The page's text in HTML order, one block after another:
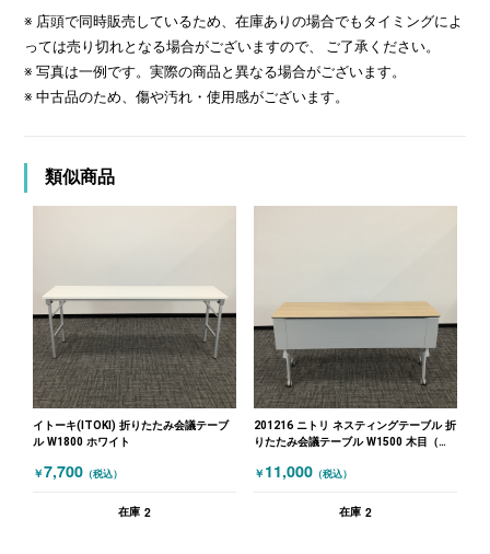
※ 店頭で同時販売しているため、在庫ありの場合でもタイミングによ
っては売り切れとなる場合がございますので、 ご了承ください。
※ 写真は一例です。実際の商品と異なる場合がございます。
※ 中古品のため、傷や汚れ・使用感がございます。
類似商品
イトーキ(ITOKI) 折りたたみ会議テーブ
ル W1800 ホワイト
￥7,700 （税込）
在庫 2
201216 ニトリ ネスティングテーブル 折
りたたみ会議テーブル W1500 木目（ナ
￥ 11,000 （税込）
在庫 2